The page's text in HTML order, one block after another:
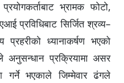
भ्रामक फोटो,
प्रविधिबाट सिर्जित श्रव्य–
ध्यानाकर्षण भएको
अनुसन्धान प्रक्रियामा असर
गर्ने भएकाले जिम्मेवार ढंगले